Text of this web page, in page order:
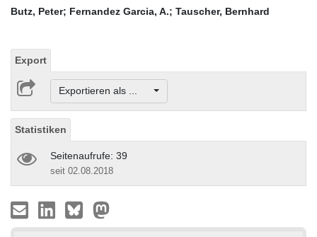
Butz, Peter; Fernandez Garcia, A.; Tauscher, Bernhard
Export
Exportieren als ...
Statistiken
Seitenaufrufe: 39
seit 02.08.2018